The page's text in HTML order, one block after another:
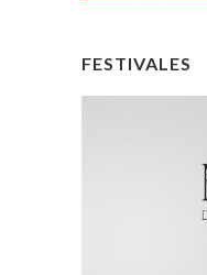
FESTIVALES